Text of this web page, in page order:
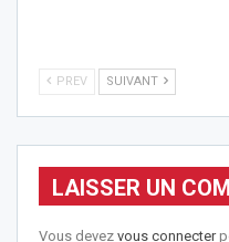
PREV SUIVANT
LAISSER UN
Vous devez vous connecter